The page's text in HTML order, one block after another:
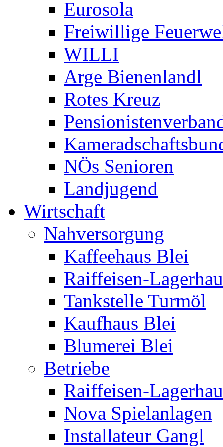
Eurosola
Freiwillige
WILLI
Arge Bienenlandl
Rotes Kreuz
NÖs Senioren
Landjugend
Wirtschaft
Nahversorgung
Kaffeehaus Blei
Raiffeisen-
Tankstelle Turmöl
Kaufhaus Blei
Blumerei Blei
Betriebe
Raiffeisen-
Nova Spielanlagen
Installateur Gangl